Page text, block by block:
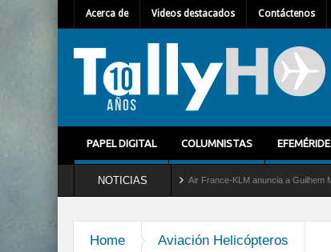
Acerca de Videos destacados Contáctenos
PAPEL DIGITAL COLUMNISTAS
NOTICIASAir France-KLM anuncia a Guilhem Mallet como
Home Aviación Helicópteros